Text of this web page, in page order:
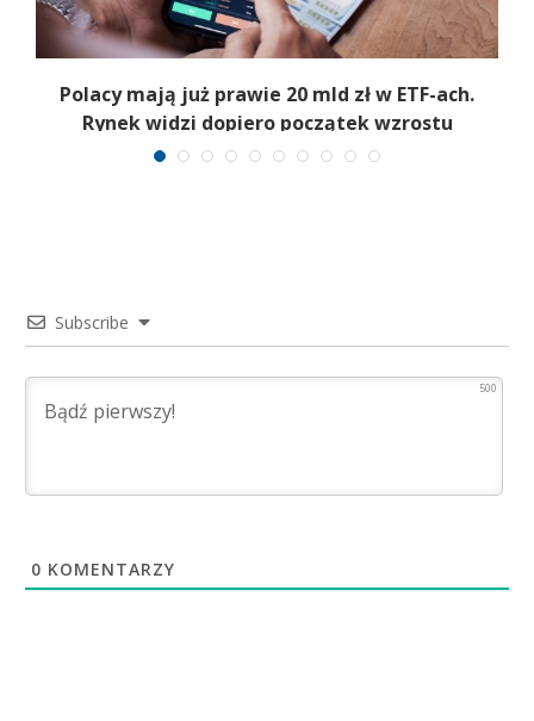
Polacy mają już prawie 20 mld zł w ETF-ach.
Rynek widzi dopiero początek wzrostu
Subscribe
500
0 KOMENTARZY